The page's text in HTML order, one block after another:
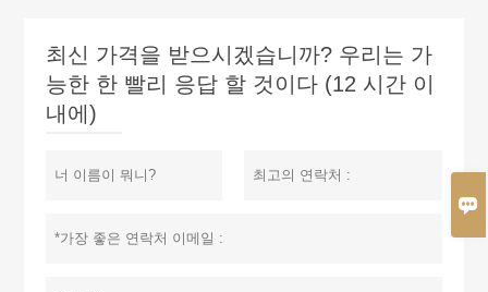

최신 가격을 받으시겠습니까? 우리는 가
능한 한 빨리 응답 할 것이다 (12 시간 이
내에)